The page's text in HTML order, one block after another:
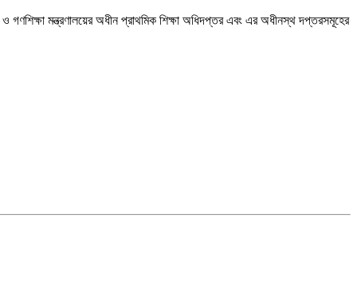
মন্ত্রণালয়ের অধীন প্রাথমিক শিক্ষা অধিদপ্তর এবং এর অধীনস্থ দপ্তরসমূহের